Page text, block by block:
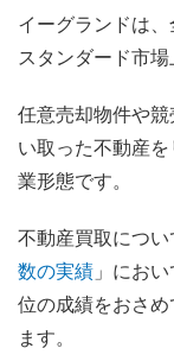
イーグランドは
スタンダード市場
任意売却物件や
い取った不動産
業形態です。
不動産買取につい
数の実績 」にお
位の成績をおさ
ます。